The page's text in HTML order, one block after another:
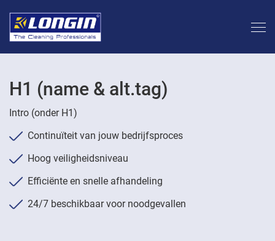
H1 (name & alt.tag)
Intro (onder H1)
Continuïteit van jouw bedrijfsproces
Hoog veiligheidsniveau
Efficiënte en snelle afhandeling
24/7 beschikbaar voor noodgevallen